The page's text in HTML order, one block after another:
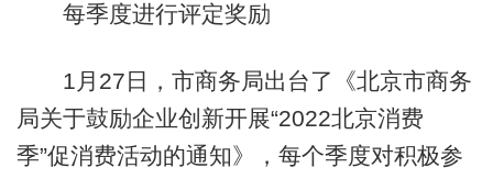
每季度进行评定奖励
1月27日，市商务局出台了《北京市商务
局关于鼓励企业创新开展“2022北京消费
季”促消费活动的通知》，每个季度对积极参